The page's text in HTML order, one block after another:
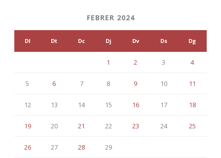
FEBRER 2024
Dl Dt Dc Dj Dv Ds Dg
1 2 3 4
5 6 7 8 9 10 11
12 13 14 15 16 17 18
19 20 21 22 23 24 25
26 27 28
29